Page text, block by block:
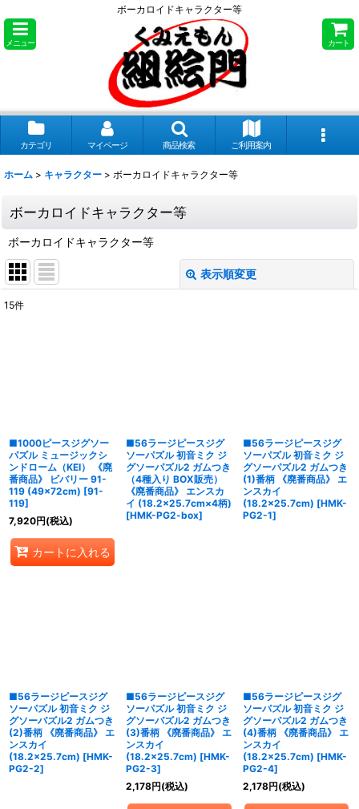
ボーカロイドキャラクター等
メニュー カート
カテゴリ マイページ 商品検索 ご利用案内
ホーム > キャラクター > ボーカロイドキャラクター等
ボーカロイドキャラクター等
ボーカロイドキャラクター等
表示順変更
15件
■1000ピースジグソー
パズル ミュージックシ
ンドローム（KEI） 《廃
番商品》 ビバリー 91-
119 (49×72cm) [91-
119]
7,920円(税込)
カートに入れる
■56ラージピースジグ
ソーパズル 初音ミク ジ
グソーパズル2 ガムつき
（4種入り BOX販売）
《廃番商品》 エンスカ
イ (18.2×25.7cm×4柄)
[HMK-PG2-box]
■56ラージピースジグ
ソーパズル 初音ミク ジ
グソーパズル2 ガムつき
(1)番柄 《廃番商品》 エ
ンスカイ
(18.2×25.7cm) [HMK-
PG2-1]
■56ラージピースジグ
ソーパズル 初音ミク ジ
グソーパズル2 ガムつき
(2)番柄 《廃番商品》 エ
ンスカイ
(18.2×25.7cm) [HMK-
PG2-2]
■56ラージピースジグ
ソーパズル 初音ミク ジ
グソーパズル2 ガムつき
(3)番柄 《廃番商品》 エ
ンスカイ
(18.2×25.7cm) [HMK-
PG2-3]
2,178円(税込)
■56ラージピースジグ
ソーパズル 初音ミク ジ
グソーパズル2 ガムつき
(4)番柄 《廃番商品》 エ
ンスカイ
(18.2×25.7cm) [HMK-
PG2-4]
2,178円(税込)